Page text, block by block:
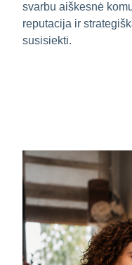
svarbu aiškesnė
reputacija ir
susisiekti.